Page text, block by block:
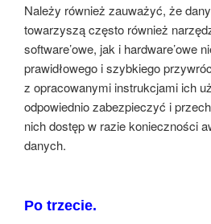
Należy również zauważyć, że
towarzyszą często również
software’owe, jak i hardware’owe
prawidłowego i szybkiego
z opracowanymi instrukcjami ich
odpowiednio zabezpieczyć i
nich dostęp w razie konieczności
danych.
Po trzecie.